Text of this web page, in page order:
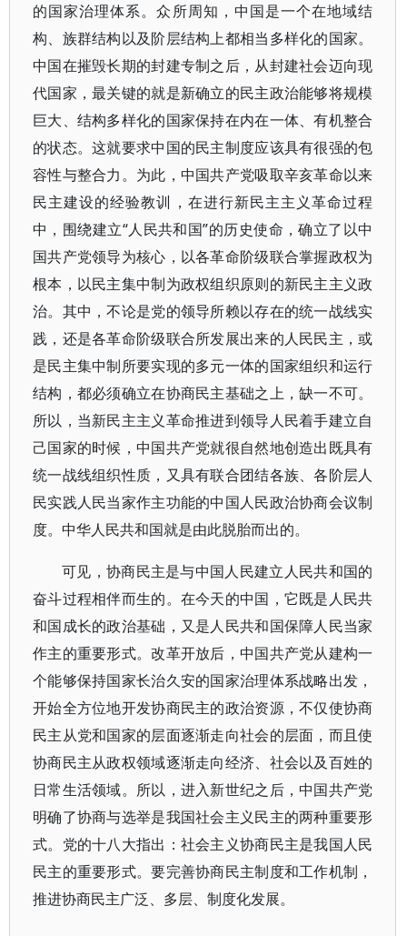
的国家治理体系。众所周知，中国是一个在地域结
构、族群结构以及阶层结构上都相当多样化的国家。
中国在摧毁长期的封建专制之后，从封建社会迈向现
代国家，最关键的就是新确立的民主政治能够将规模
巨大、结构多样化的国家保持在内在一体、有机整合
的状态。这就要求中国的民主制度应该具有很强的包
容性与整合力。为此，中国共产党吸取辛亥革命以来
民主建设的经验教训，在进行新民主主义革命过程
中，围绕建立“人民共和国”的历史使命，确立了以中
国共产党领导为核心，以各革命阶级联合掌握政权为
根本，以民主集中制为政权组织原则的新民主主义政
治。其中，不论是党的领导所赖以存在的统一战线实
践，还是各革命阶级联合所发展出来的人民民主，或
是民主集中制所要实现的多元一体的国家组织和运行
结构，都必须确立在协商民主基础之上，缺一不可。
所以，当新民主主义革命推进到领导人民着手建立自
己国家的时候，中国共产党就很自然地创造出既具有
统一战线组织性质，又具有联合团结各族、各阶层人
民实践人民当家作主功能的中国人民政治协商会议制
度。中华人民共和国就是由此脱胎而出的。
可见，协商民主是与中国人民建立人民共和国的
奋斗过程相伴而生的。在今天的中国，它既是人民共
和国成长的政治基础，又是人民共和国保障人民当家
作主的重要形式。改革开放后，中国共产党从建构一
个能够保持国家长治久安的国家治理体系战略出发，
开始全方位地开发协商民主的政治资源，不仅使协商
民主从党和国家的层面逐渐走向社会的层面，而且使
协商民主从政权领域逐渐走向经济、社会以及百姓的
日常生活领域。所以，进入新世纪之后，中国共产党
明确了协商与选举是我国社会主义民主的两种重要形
式。党的十八大指出：社会主义协商民主是我国人民
民主的重要形式。要完善协商民主制度和工作机制，
推进协商民主广泛、多层、制度化发展。